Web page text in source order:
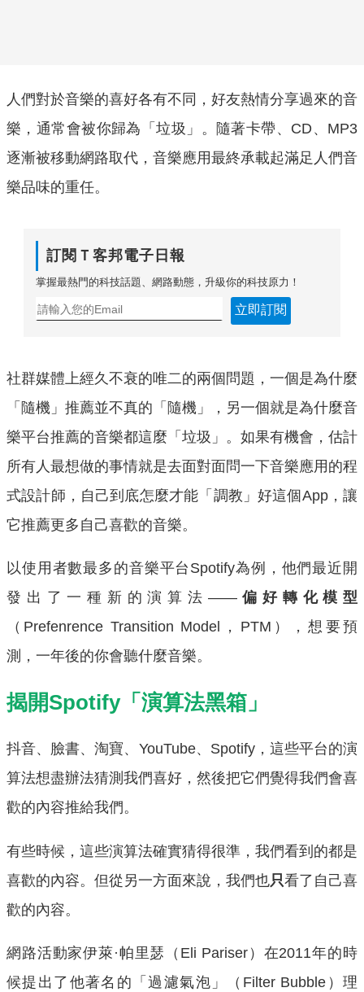
人們對於音樂的喜好各有不同，好友熱情分享過來的音
樂，通常會被你歸為「垃圾」。隨著卡帶、CD、MP3
逐漸被移動網路取代，音樂應用最終承載起滿足人們音
樂品味的重任。
訂閱Ｔ客邦電子日報
掌握最熱門的科技話題、網路動態，升級你的科技原力！
立即訂閱
社群媒體上經久不衰的唯二的兩個問題，一個是為什麼
「隨機」推薦並不真的「隨機」，另一個就是為什麼音
樂平台推薦的音樂都這麼「垃圾」。如果有機會，估計
所有人最想做的事情就是去面對面問一下音樂應用的程
式設計師，自己到底怎麼才能「調教」好這個App，讓
它推薦更多自己喜歡的音樂。
以使用者數最多的音樂平台Spotify為例，他們最近開
發出了一種新的演算法——偏好轉化模型
（Prefenrence Transition Model，PTM），想要預
測，一年後的你會聽什麼音樂。
揭開Spotify「演算法黑箱」
抖音、臉書、淘寶、YouTube、Spotify，這些平台的演
算法想盡辦法猜測我們喜好，然後把它們覺得我們會喜
歡的內容推給我們。
有些時候，這些演算法確實猜得很準，我們看到的都是
喜歡的內容。但從另一方面來說，我們也只看了自己喜
歡的內容。
網路活動家伊萊·帕里瑟（Eli Pariser）在2011年的時
候提出了他著名的「過濾氣泡」（Filter Bubble）理